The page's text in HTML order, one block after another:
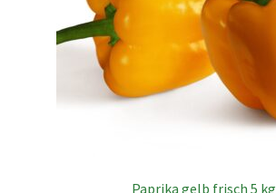
Paprika gelb frisch 5 kg